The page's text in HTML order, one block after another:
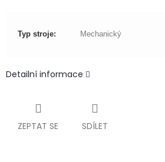
Typ stroje: Mechanický
Detailní informace
ZEPTAT SE SDÍLET